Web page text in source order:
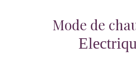
Mode de